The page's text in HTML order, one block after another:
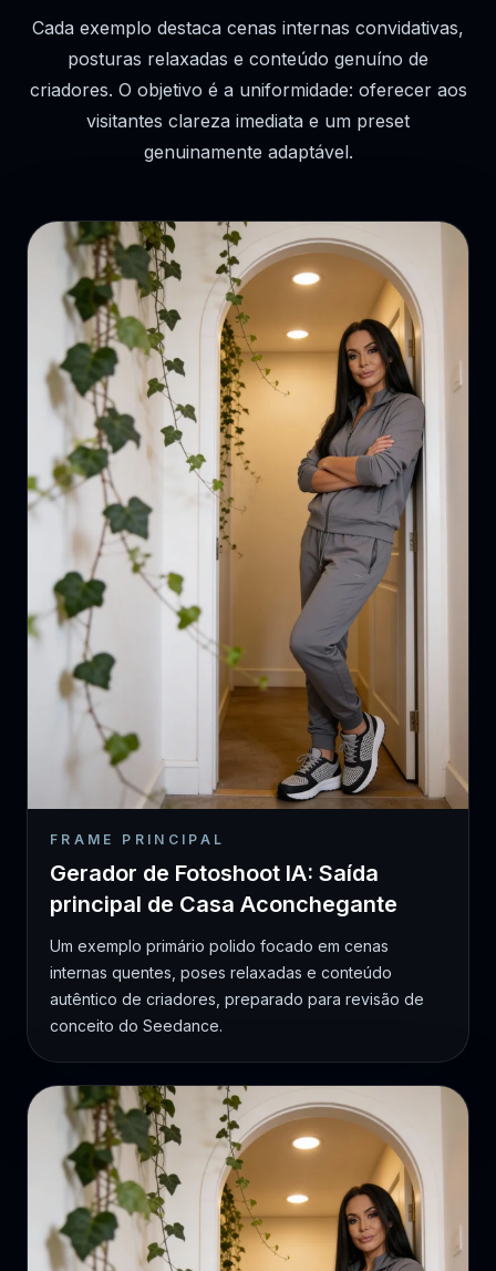
Cada exemplo destaca cenas internas convidativas,
posturas relaxadas e conteúdo genuíno de
criadores. O objetivo é a uniformidade: oferecer aos
visitantes clareza imediata e um preset
genuinamente adaptável.
FRAME PRINCIPAL
Gerador de Fotoshoot IA: Saída
principal de Casa Aconchegante
Um exemplo primário polido focado em cenas
internas quentes, poses relaxadas e conteúdo
autêntico de criadores, preparado para revisão de
conceito do Seedance.